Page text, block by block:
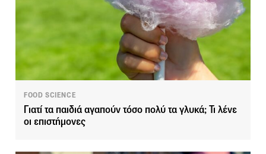
FOOD SCIENCE
Γιατί τα παιδιά αγαπούν τόσο πολύ τα γλυκά; Τι λένε
οι επιστήμονες